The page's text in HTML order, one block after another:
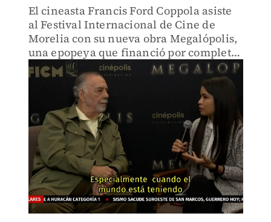
El cineasta Francis Ford Coppola asiste
al Festival Internacional de Cine de
Morelia con su nueva obra Megalópolis,
una epopeya que financió por completo,
en un mensaje de esperanza y reflexión
ante la crisis global.